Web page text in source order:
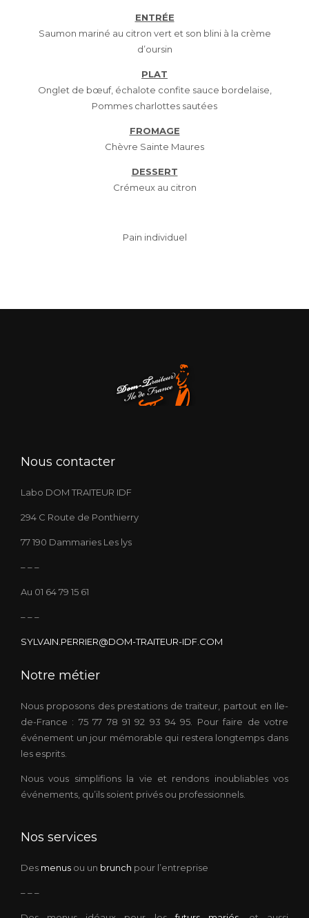
ENTRÉE
Saumon mariné au citron vert et son blini à la crème
d’oursin
PLAT
Onglet de bœuf, échalote confite sauce bordelaise,
Pommes charlottes sautées
FROMAGE
Chèvre Sainte Maures
DESSERT
Crémeux au citron
Pain individuel
Nous contacter
Labo DOM TRAITEUR IDF
294 C Route de Ponthierry
77 190 Dammaries Les lys
– – –
Au 01 64 79 15 61
– – –
SYLVAIN.PERRIER@DOM-TRAITEUR-IDF.COM
Notre métier
Nous proposons des prestations de traiteur, partout en Ile-
de-France : 75 77 78 91 92 93 94 95. Pour faire de votre
événement un jour mémorable qui restera longtemps dans
les esprits.
Nous vous simplifions la vie et rendons inoubliables vos
événements, qu’ils soient privés ou professionnels.
Nos services
Des menus ou un brunch pour l’entreprise
– – –